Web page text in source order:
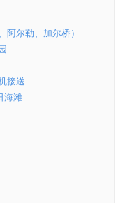
尔勒、加尔桥）
接送
海滩